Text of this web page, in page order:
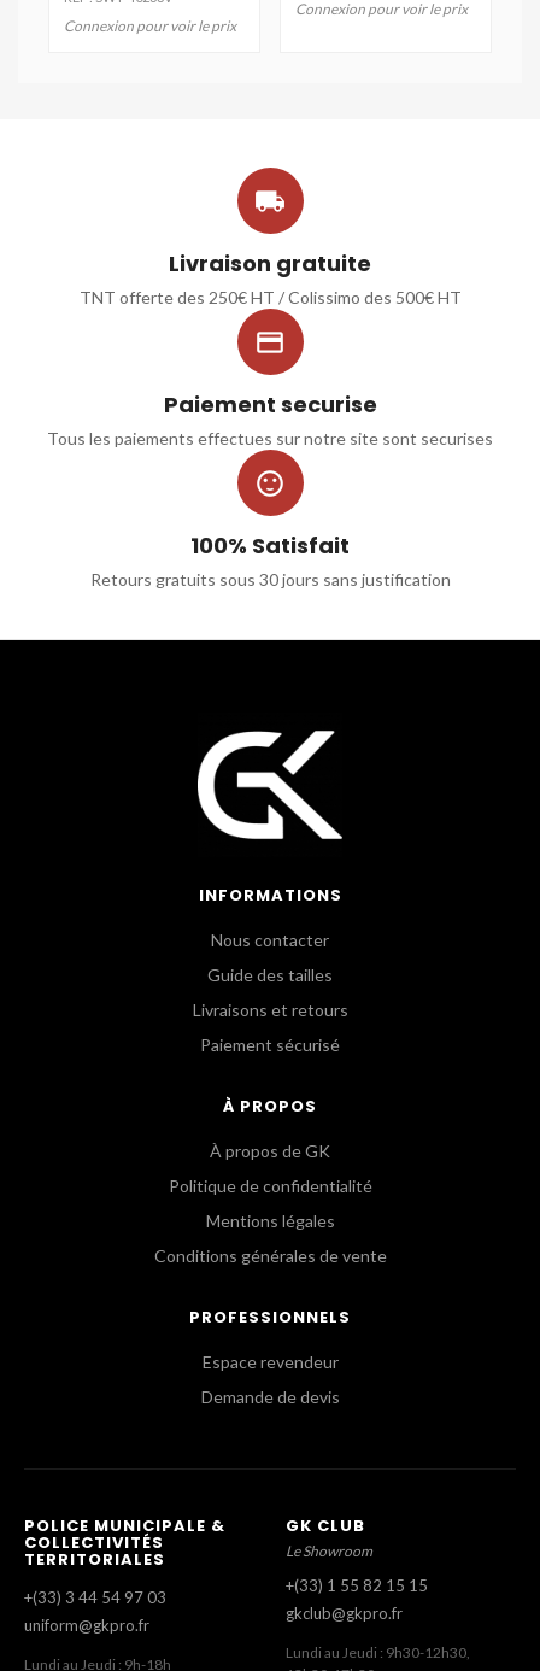
Connexion pour voir le prix
Connexion pour voir le prix

Livraison gratuite
TNT offerte des 250€ HT / Colissimo des 500€ HT

Paiement securise
Tous les paiements effectues sur notre site sont securises

100% Satisfait
Retours gratuits sous 30 jours sans justification
INFORMATIONS
Nous contacter
Guide des tailles
Livraisons et retours
Paiement sécurisé
À PROPOS
À propos de GK
Politique de confidentialité
Mentions légales
Conditions générales de vente
PROFESSIONNELS
Espace revendeur
Demande de devis
POLICE MUNICIPALE &
COLLECTIVITÉS
TERRITORIALES
+(33) 3 44 54 97 03
uniform@gkpro.fr
Lundi au Jeudi : 9h-18h
GK CLUB
Le Showroom
+(33) 1 55 82 15 15
gkclub@gkpro.fr
Lundi au Jeudi : 9h30-12h30,